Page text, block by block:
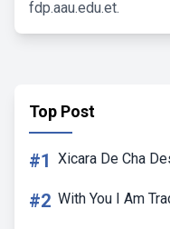
fdp.aau.edu.et.
Top Post
#1 Xicara De Cha
#2 With You I Am